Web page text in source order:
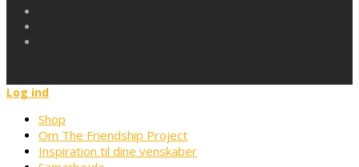
Log ind
Shop
Om The Friendship Project
Inspiration til dine venskaber